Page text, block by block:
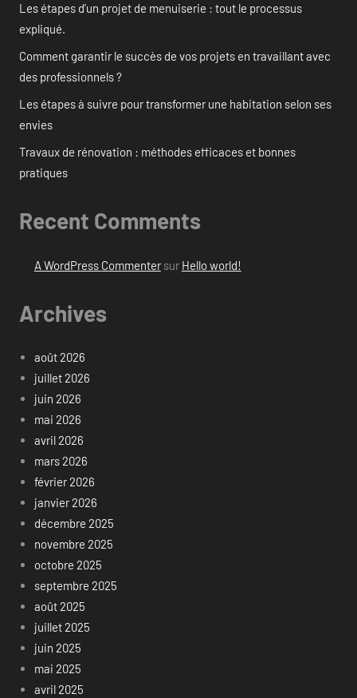
Les étapes d’un projet de menuiserie : tout le processus
expliqué.
Comment garantir le succès de vos projets en travaillant avec
des professionnels ?
Les étapes à suivre pour transformer une habitation selon ses
envies
Travaux de rénovation : méthodes efficaces et bonnes
pratiques
Recent Comments
A WordPress Commentersur Hello world!
Archives
août 2026
juillet 2026
juin 2026
mai 2026
avril 2026
mars 2026
février 2026
janvier 2026
décembre 2025
novembre 2025
octobre 2025
septembre 2025
août 2025
juillet 2025
juin 2025
mai 2025
avril 2025